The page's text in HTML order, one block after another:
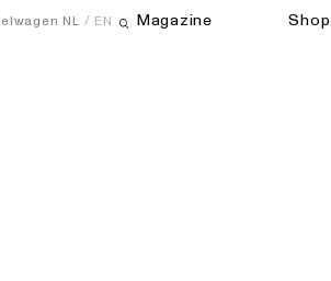
Magazine Shop
NL EN
Open zoekveld